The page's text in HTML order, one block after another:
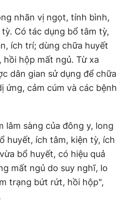
nhãn vị ngọt, tính bình,
Có tác dụng bổ tâm tỳ,
ích trí; dùng chữa huyết
hồi hộp mất ngủ. Từ xa
dân gian sử dụng để chữa
ứng, cảm cúm và các bệnh
lâm sàng của đông y, long
huyết, ích tâm, kiện tỳ, ích
bổ huyết, có hiệu quả
mất ngủ do suy nghĩ, lo
trạng bứt rứt, hồi hộp",